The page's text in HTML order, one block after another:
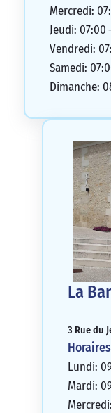
Mercredi:
Jeudi: 07:00
Vendredi:
Samedi:
Dimanche:
La
3 Rue du
Horaires
Lundi:
Mardi: